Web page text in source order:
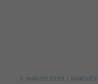
3. MARCH 2025. | SANDUČE